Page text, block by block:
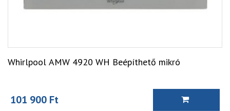
Whirlpool AMW 4920 WH Beépíthető mikró
101 900 Ft